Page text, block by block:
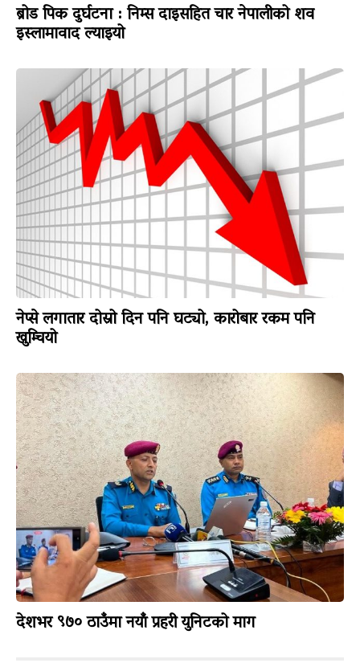
ब्रोड पिक दुर्घटना : निम्स दाइसहित चार नेपालीको शव
इस्लामावाद ल्याइयो
नेप्से लगातार दोस्रो दिन पनि घट्यो, कारोबार रकम पनि
खुम्चियो
देशभर ९७० ठाउँमा नयाँ प्रहरी युनिटको माग